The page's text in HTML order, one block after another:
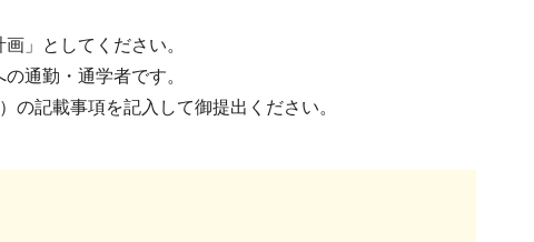
」としてください。
通勤・通学者です。
記載事項を記入して御提出ください。